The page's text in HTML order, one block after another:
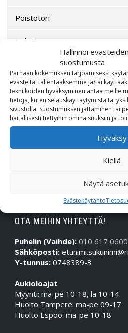
Hallinnoi evästeiden
suostumusta
Parhaan kokemuksen tarjoamiseksi
evästeitä, tallentaaksemme ja/tai
tekniikoiden hyväksyminen antaa meille
tietoja, kuten selauskäyttäytymistä tai
sivustolla. Suostumuksen jättäminen tai
haitallisesti tiettyihin ominaisuuksiin ja
Hyväksy
Kiellä
Näytä
Evästekäytäntö
Poistotori
Polaris
SW-Motech
Varaosat/Sekalaiset
OTA MEIHIN YHTEYTTÄ!
Puhelin (Vaihde): 010 617 0600
Sähköposti:
Y-tunnus: 0748389-3
Aukioloajat
Myynti: ma-pe 10-18, la 10-14
Huolto Tampere: ma-pe 09-17
Huolto Espoo: ma-pe 10-18